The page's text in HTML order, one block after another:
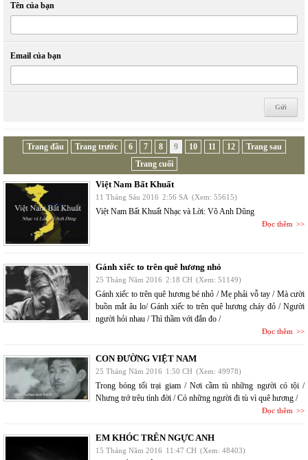
Tên của bạn
Email của bạn
Trang đầu Trang trước 6 7 8 9 10 11 12
Trang sau
Trang cuối
Việt Nam Bất Khuất
11 Tháng Sáu 2016 2:56 SA (Xem: 55615)
Việt Nam Bất Khuất Nhạc và Lời: Võ Anh Dũng
Đọc thêm
Gánh xiếc to trên quê hương nhỏ
25 Tháng Năm 2016 2:18 CH (Xem: 51149)
Gánh xiếc to trên quê hương bé nhỏ / Mẹ phải vỗ tay / Mà cười
buồn mắt âu lo/ Gánh xiếc to trên quê hương cháy đỏ / Người
người hỏi nhau / Thì thầm với đắn đo /
Đọc thêm
CON ĐƯỜNG VIỆT NAM
25 Tháng Năm 2016 1:50 CH (Xem: 49978)
Trong bóng tối trại giam / Nơi cầm tù những người có tội /
Nhưng trớ trêu tình đời / Có những người đi tù vì quê hương /
Đọc thêm
EM KHÓC TRÊN NGỰC ANH
15 Tháng Năm 2016 11:47 CH (Xem: 48403)